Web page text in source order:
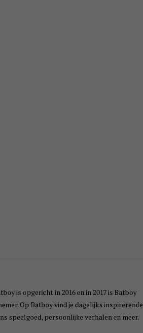
is opgericht in 2016 en in 2017 is Batboy
Op Batboy vind je dagelijks inspirerende
speelgoed, persoonlijke verhalen en meer.